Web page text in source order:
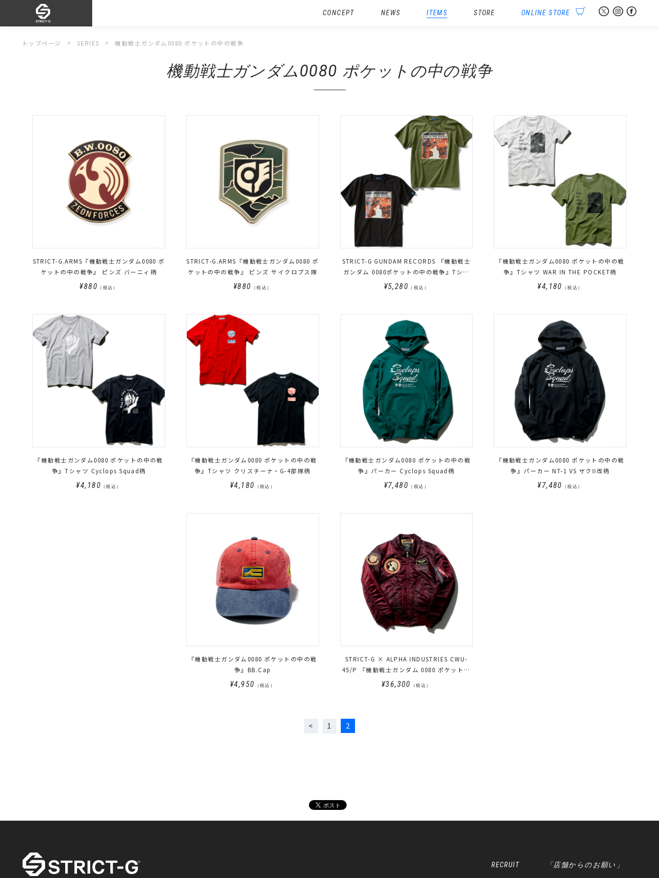
ITEMS
CONCEPT NEWS STORE ONLINE STORE
トップページ SERIES 機動戦士ガンダム0080 ポケットの中の戦争
機動戦士ガンダム0080 ポケットの中の戦争
STRICT-G.ARMS『機動戦士ガンダム0080 ポ
ケットの中の戦争』 ピンズ バーニィ柄
¥880 （税込）
STRICT-G.ARMS『機動戦士ガンダム0080 ポ
ケットの中の戦争』 ピンズ サイクロプス隊
¥880 （税込）
STRICT-G GUNDAM RECORDS 『機動戦士
ガンダム 0080ポケットの中の戦争』Tシャ
ツ
¥5,280 （税込）
『機動戦士ガンダム0080 ポケットの中の戦
争』Tシャツ WAR IN THE POCKET柄
¥4,180 （税込）
『機動戦士ガンダム0080 ポケットの中の戦
争』Tシャツ Cyclops Squad柄
¥4,180 （税込）
『機動戦士ガンダム0080 ポケットの中の戦
争』Tシャツ クリスチーナ・G-4部隊柄
¥4,180 （税込）
『機動戦士ガンダム0080 ポケットの中の戦
争』パーカー Cyclops Squad柄
¥7,480 （税込）
『機動戦士ガンダム0080 ポケットの中の戦
争』パーカー NT-1 VS ザクII改柄
¥7,480 （税込）
『機動戦士ガンダム0080 ポケットの中の戦
争』BB.Cap
¥4,950 （税込）
STRICT-G × ALPHA INDUSTRIES CWU-
45/P 『機動戦士ガンダム 0080 ポケットの
中の戦争』バーナード・ワイズマンモデル
¥36,300 （税込）
1 2
RECRUIT 「店舗からのお願い」